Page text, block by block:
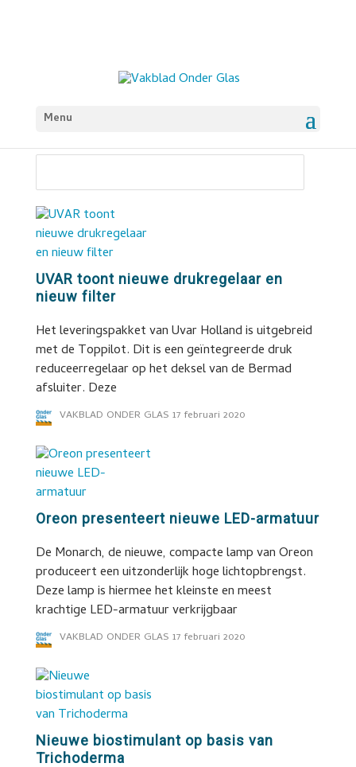
Menu
UVAR toont nieuwe drukregelaar en
nieuw filter
Het leveringspakket van Uvar Holland is uitgebreid
met de Toppilot. Dit is een geïntegreerde druk
reduceerregelaar op het deksel van de Bermad
afsluiter. Deze
VAKBLAD ONDER GLAS 17 februari 2020
Oreon presenteert nieuwe LED-armatuur
De Monarch, de nieuwe, compacte lamp van Oreon
produceert een uitzonderlijk hoge lichtopbrengst.
Deze lamp is hiermee het kleinste en meest
krachtige LED-armatuur verkrijgbaar
VAKBLAD ONDER GLAS 17 februari 2020
Nieuwe biostimulant op basis van
Trichoderma